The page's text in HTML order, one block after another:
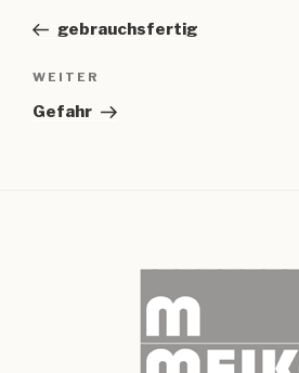
Beitrag
gebrauchsfertig
Nächster
Beitrag
WEITER
Gefahr